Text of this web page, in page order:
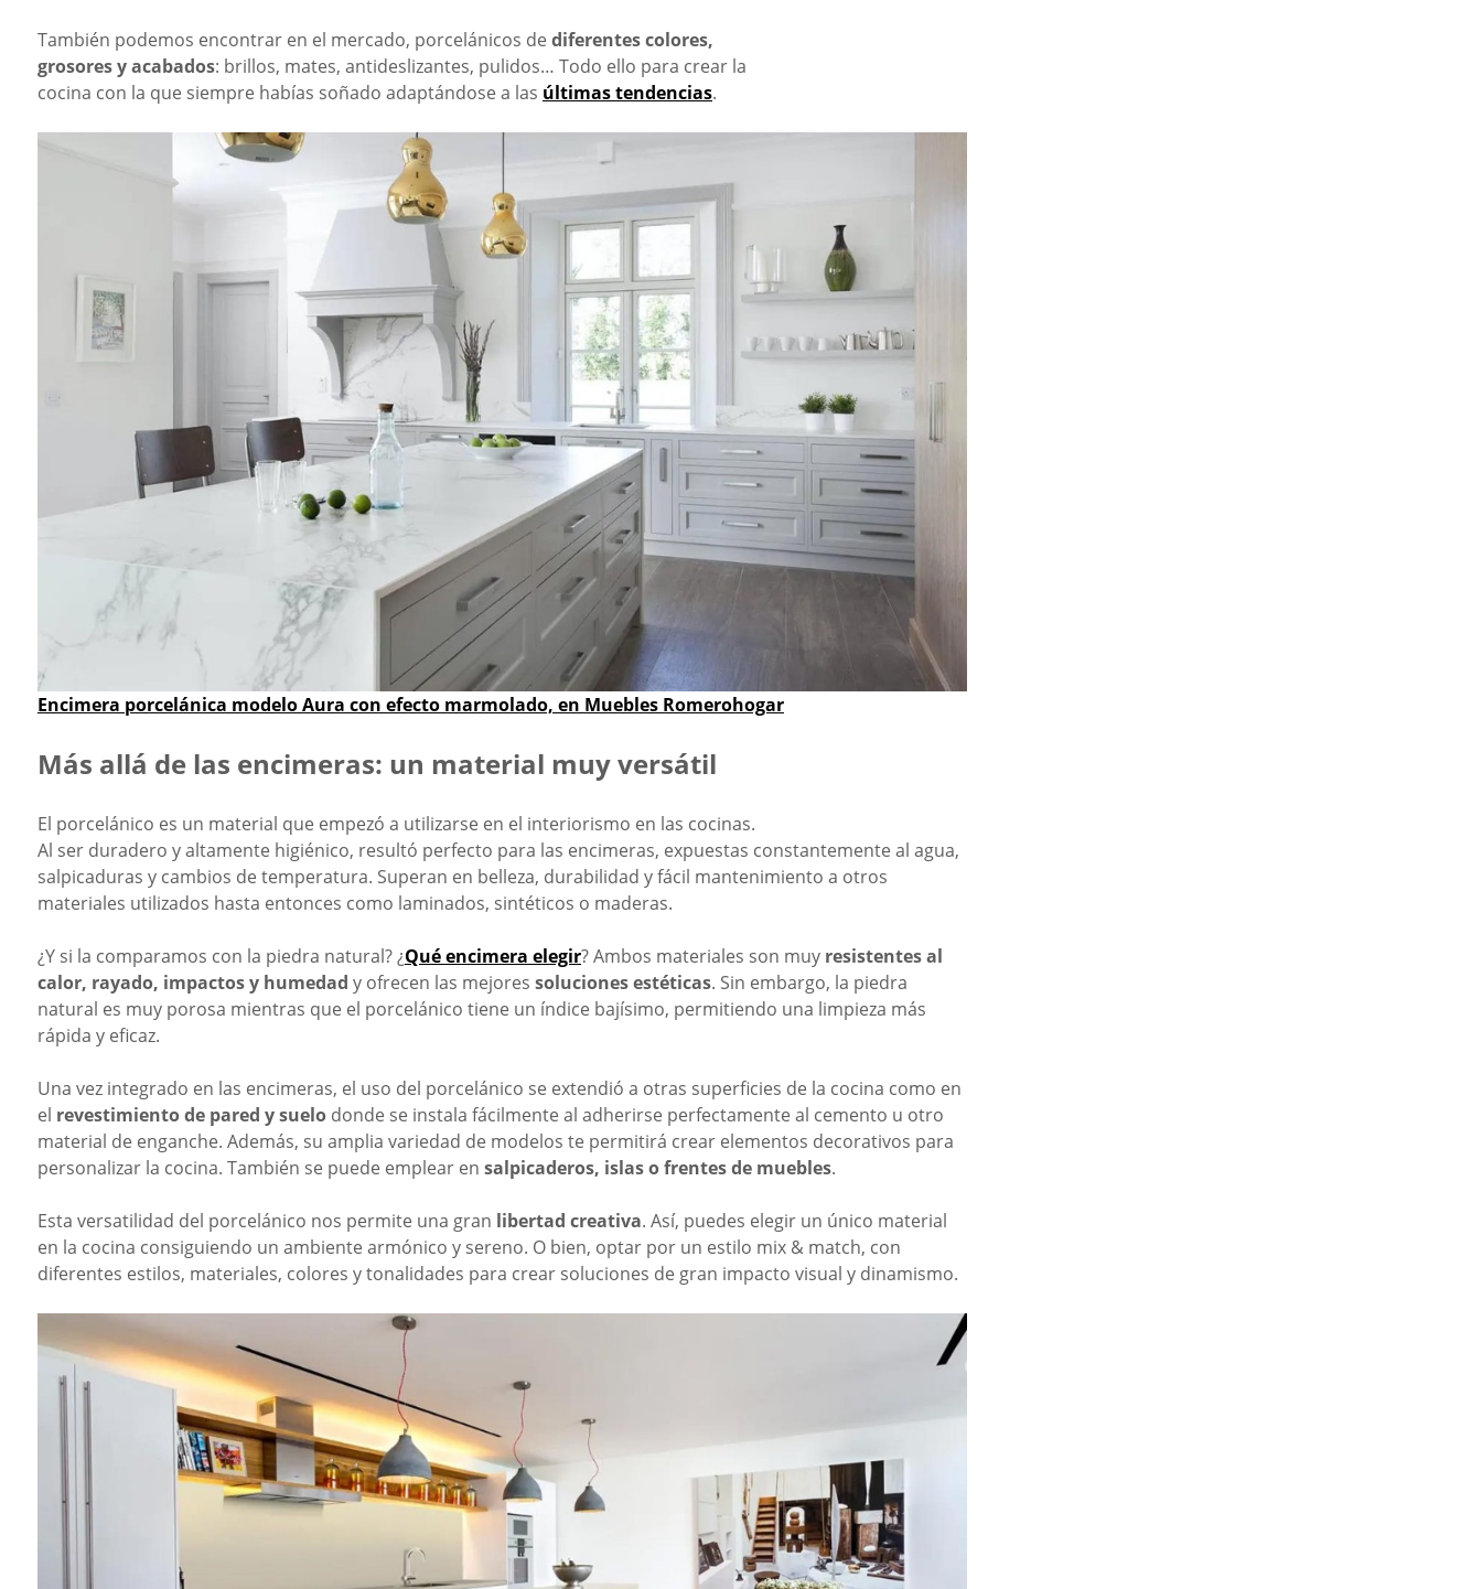
También podemos encontrar en el mercado, porcelánicos de diferentes colores,
grosores y acabados: brillos, mates, antideslizantes, pulidos… Todo ello para crear la
cocina con la que siempre habías soñado adaptándose a las últimas tendencias.
Encimera porcelánica modelo Aura con efecto marmolado, en Muebles Romerohogar
Más allá de las encimeras: un material muy versátil
El porcelánico es un material que empezó a utilizarse en el interiorismo en las cocinas.
Al ser duradero y altamente higiénico, resultó perfecto para las encimeras, expuestas constantemente al agua,
salpicaduras y cambios de temperatura. Superan en belleza, durabilidad y fácil mantenimiento a otros
materiales utilizados hasta entonces como laminados, sintéticos o maderas.
¿Y si la comparamos con la piedra natural? ¿Qué encimera elegir? Ambos materiales son muy resistentes al
calor, rayado, impactos y humedad y ofrecen las mejores soluciones estéticas. Sin embargo, la piedra
natural es muy porosa mientras que el porcelánico tiene un índice bajísimo, permitiendo una limpieza más
rápida y eficaz.
Una vez integrado en las encimeras, el uso del porcelánico se extendió a otras superficies de la cocina como en
el revestimiento de pared y suelo donde se instala fácilmente al adherirse perfectamente al cemento u otro
material de enganche. Además, su amplia variedad de modelos te permitirá crear elementos decorativos para
personalizar la cocina. También se puede emplear en salpicaderos, islas o frentes de muebles.
Esta versatilidad del porcelánico nos permite una gran libertad creativa. Así, puedes elegir un único material
en la cocina consiguiendo un ambiente armónico y sereno. O bien, optar por un estilo mix & match, con
diferentes estilos, materiales, colores y tonalidades para crear soluciones de gran impacto visual y dinamismo.